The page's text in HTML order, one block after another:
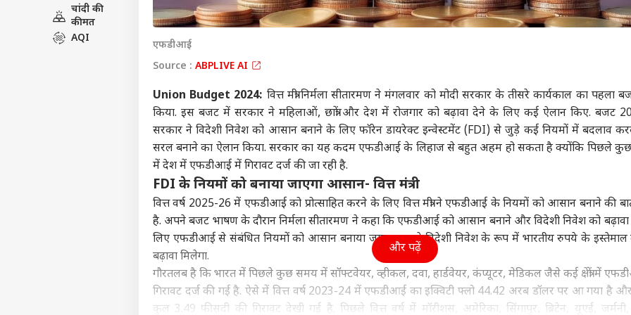
चांदी की
कीमत
AQI
एफडीआई
Source : ABPLIVE AI
Union Budget 2024: वित्त मंत्री निर्मला सीतारमण ने मंगलवार को मोदी सरकार के तीसरे कार्यकाल का पहला
किया. इस बजट में सरकार ने महिलाओं, छात्रों और देश में रोजगार को बढ़ावा देने के लिए कई ऐलान किए. बजट
सरकार ने विदेशी निवेश को आसान बनाने के लिए फॉरेन डायरेक्ट इन्वेस्टमेंट (FDI) से जुड़े कई नियमों में बदलाव
सरल बनाने का ऐलान किया. सरकार का यह कदम एफडीआई के लिहाज से बहुत अहम हो सकता है क्योंकि पिछले
में देश में एफडीआई में गिरावट दर्ज की जा रही है.
FDI के नियमों को बनाया जाएगा आसान- वित्त मंत्री
वित्त वर्ष 2025-26 में एफडीआई को प्रोत्साहित करने के लिए वित्त मंत्री ने एफडीआई के नियमों को आसान बनाने की
है. अपने बजट भाषण के दौरान निर्मला सीतारमण ने कहा कि एफडीआई को आसान बनाने और विदेशी निवेश को
लिए एफडीआई से संबंधित नियमों को आसान बनाया जाएगा. इससे विदेशी निवेश के रूप में भारतीय रुपये के इस्तेमाल
बढ़ावा मिलेगा.
गौरतलब है कि भारत में पिछले कुछ समय में सॉफ्टवेयर, व्हीकल, दवा, हार्डवेयर, कंप्यूटर, मेडिकल जैसे कई क्षेत्रों में
गिरावट दर्ज की गई है. ऐसे में वित्त वर्ष 2023-24 में एफडीआई का इक्विटी फ्लो 44.42 अरब डॉलर पर आ गया है
कुल 3.49 फीसदी की गिरावट देखी गई है. पिछले वित्त वर्ष में मॉरीशस, अमेरिका, सिंगापुर, ब्रिटेन, यूएई,
और पढ़ें
एडवर्टाइज विथ अस
सेंड फीडबैक
अबाउट अस
करियर्स
LOGIN
इंडिया
यूपी में सुबह से बारिश,
हरियाणा से दिल्ली तक
IMD की चेतावनी, आज देश
का मौसम कैसा?
झारखंड
रांची प्रोटेस्ट: सरकार से
बातचीत के लिए तैयार हुए
छात्र, स्टेट गेस्ट हाउस में होगी
बात
विश्व
'हमने चेतावनी दी थी',
दिल्ली से शेख हसीना ने
दबाई कौन सी नस? भड़क
गया बांग्लादेश
की
क्रिकेट
ऋषभ पंत, संजू सैमसन या
ईशान किशन, किसे मिलना
चाहिए 2027 वनडे वर्ल्ड कप
मध्य प्रदेश
राज्यसभा में कम हो जाएगी
BJP सदस्यों की संख्या?
निर्वाचन आयोग से हुई इस
सांसद की शिकायत
विश्व
चीन-रूस के साथ हुई जंग तो
क्या करेगा अमेरिका, ट्रंप के
प्लान का खुलासा
ट्रेंडिंग
आया